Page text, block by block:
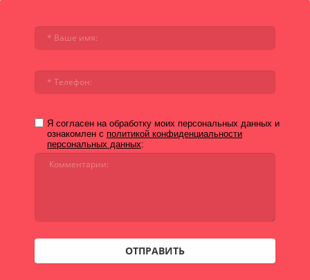
Я согласен на обработку моих персональных данных и
ознакомлен с политикой конфиденциальности
персональных данных:
ОТПРАВИТЬ